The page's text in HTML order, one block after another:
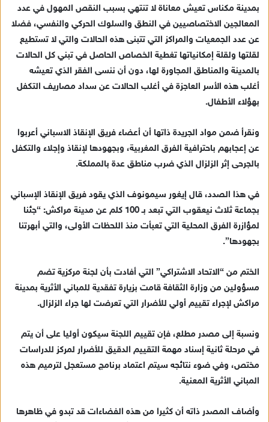
بمدينة مكناس تعيش معاناة لا تنتهي بسبب النقص المهول في عدد
المعالجين الاختصاصيين في النطق والسلوك الحركي والنفسي، فضلا
عن عدد الجمعيات والمراكز التي تتبنى هذه الحالات والتي لا تستطيع
لقلتها ولقلة إمكانياتها تغطية الخصاص الحاصل في تبني كل الحالات
بالمدينة والمناطق المجاورة لها، دون أن ننسى الفقر الذي تعيشه
أغلب هذه الأسر العاجزة في أغلب الحالات عن سداد مصاريف التكفل
بهؤلاء الأطفال.
ونقرأ ضمن مواد الجريدة ذاتها أن أعضاء فريق الإنقاذ الاسباني أعربوا
عن إعجابهم باحترافية الفرق المغربية، وبجهودها لإنقاذ وإجلاء والتكفل
بالجرحى إثر الزلزال الذي ضرب مناطق عدة بالمملكة.
في هذا الصدد، قال إيغور سيمونوف الذي يقود فريق الإنقاذ الإسباني
بجماعة ثلاث نيعقوب التي تبعد بـ 100 كلم عن مدينة مراكش: “جئنا
لمؤازرة الفرق المحلية التي تعبأت منذ اللحظات الأولى، والتي أبهرتنا
بجهودها”.
الختم من “الاتحاد الاشتراكي” التي أفادت بأن لجنة مركزية تضم
مسؤولين من وزارة الثقافة قامت بزيارة تفقدية للمباني الأثرية بمدينة
مراكش لإجراء تقييم أولي للأضرار التي تعرضت لها جراء الزلزال.
ونسبة إلى مصدر مطلع، فإن تقييم اللجنة سيكون أوليا على أن يتم
في مرحلة ثانية إسناد مهمة التقييم الدقيق للأضرار لمركز للدراسات
مختص، وفي ضوء نتائجه سيتم اعتماد برنامج مستعجل لترميم هذه
المباني الأثرية المعنية.
وأضاف المصدر ذاته أن كثيرا من هذه الفضاءات قد تبدو في ظاهرها